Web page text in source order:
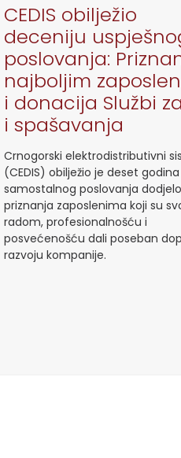
CEDIS obilježio
deceniju
poslovanja:
najboljim
i donacija Službi
i spašavanja
Crnogorski elektrodistributivni
(CEDIS) obilježio je deset godina
samostalnog poslovanja
priznanja zaposlenima koji su
radom, profesionalnošću i
posvećenošću dali poseban
razvoju kompanije.